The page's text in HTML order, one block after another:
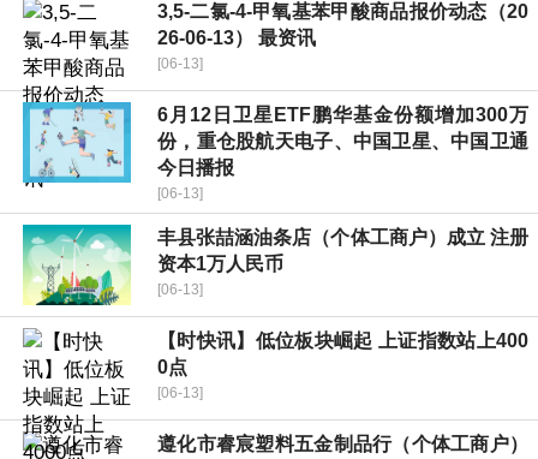
3,5-二氯-4-甲氧基苯甲酸商品报价动态（20
26-06-13） 最资讯
[06-13]
6月12日卫星ETF鹏华基金份额增加300万
份，重仓股航天电子、中国卫星、中国卫通
今日播报
[06-13]
丰县张喆涵油条店（个体工商户）成立 注册
资本1万人民币
[06-13]
【时快讯】低位板块崛起 上证指数站上400
0点
[06-13]
遵化市睿宸塑料五金制品行（个体工商户）